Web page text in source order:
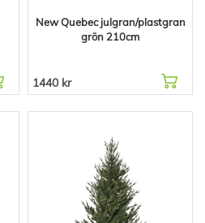
New Quebec julgran/plastgran
grön 210cm
1440 kr